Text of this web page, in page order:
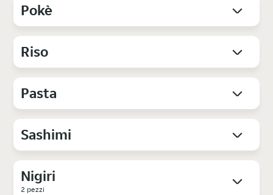
Pokè
Riso
Pasta
Sashimi
Nigiri
2 pezzi